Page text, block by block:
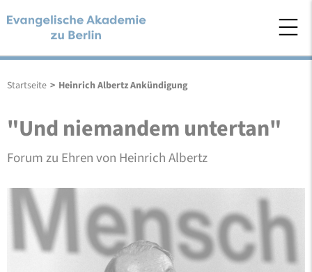
Startseite > Heinrich Albertz Ankündigung
"Und niemandem untertan"
Forum zu Ehren von Heinrich Albertz